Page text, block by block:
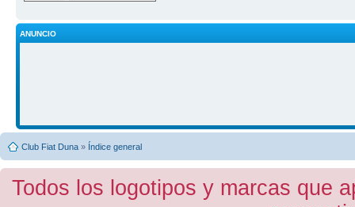
ANUNCIO
Club Fiat Duna » Índice general
Todos los logotipos y marcas que